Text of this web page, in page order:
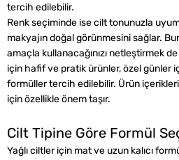
tercih edilebilir.
Renk seçiminde ise cilt tonunuzla
makyajın doğal görünmesini sağlar.
amaçla kullanacağınızı netleştirmek
için hafif ve pratik ürünler, özel günler
formüller tercih edilebilir. Ürün
için özellikle önem taşır.
Cilt Tipine Göre Formül
Yağlı ciltler için mat ve uzun kalıcı